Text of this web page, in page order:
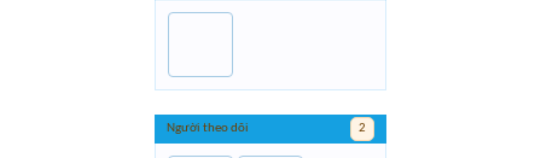
Người theo dõi 2